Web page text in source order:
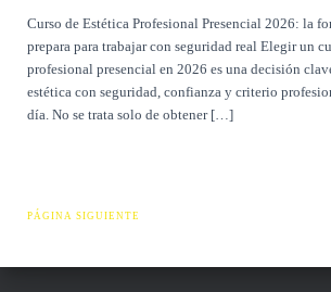
Curso de Estética Profesional Presencial 2026: la
prepara para trabajar con seguridad real Elegir un
profesional presencial en 2026 es una decisión
estética con seguridad, confianza y criterio
día. No se trata solo de obtener […]
PÁGINA SIGUIENTE